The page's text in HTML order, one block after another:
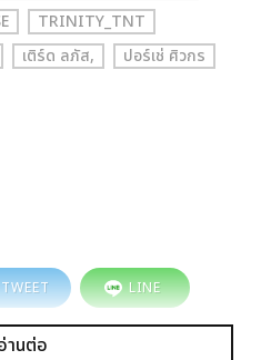
TRINITY_TNT
เติร์ด ลภัส,
ปอร์เช่ ศิวกร
TWEET LINE
านต่อ